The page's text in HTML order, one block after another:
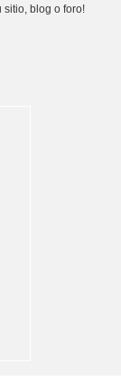
sitio, blog o foro!